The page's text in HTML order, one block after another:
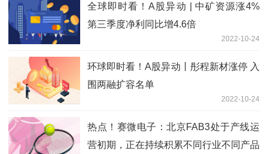
全球即时看！A股异动 | 中矿资源涨4%
第三季度净利同比增4.6倍
2022-10-24
环球即时看！A股异动丨彤程新材涨停 入
围两融扩容名单
2022-10-24
热点！赛微电子：北京FAB3处于产线运
营初期，正在持续积累不同行业不同产品